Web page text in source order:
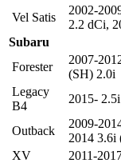
Vel Satis
2002-
2.2 dCi,
Subaru
Forester
2007-
(SH) 2.0i
Legacy
B4
2015- 2.5i
Outback
2009-
2014
XV
2011-